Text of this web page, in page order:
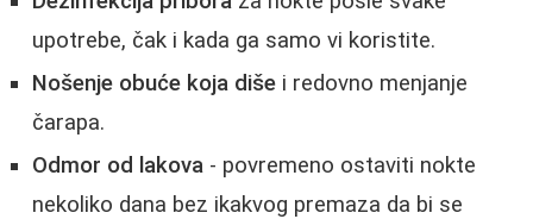
upotrebe, čak i kada ga samo vi koristite.
Nošenje obuće koja diše i redovno menjanje
čarapa.
Odmor od lakova - povremeno ostaviti nokte
nekoliko dana bez ikakvog premaza da bi se